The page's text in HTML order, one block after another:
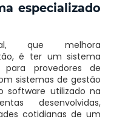
especializado
que melhora
é ter um sistema
para provedores de
sistemas de gestão
software utilizado na
desenvolvidas,
cotidianas de um